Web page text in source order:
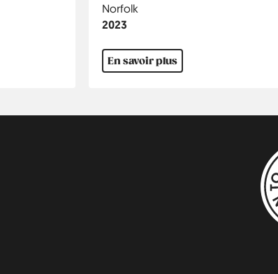
Région
Norfolk
Année
2023
En savoir plus